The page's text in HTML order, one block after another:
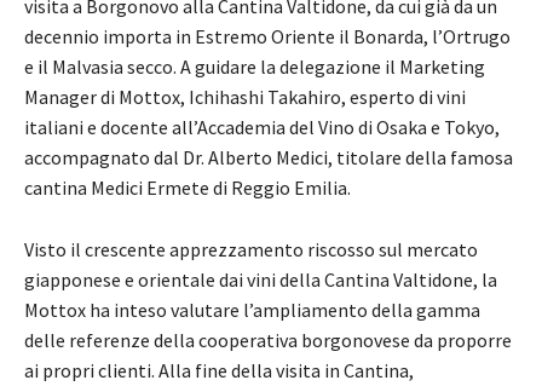
visita a Borgonovo alla Cantina Valtidone, da cui già da un
decennio importa in Estremo Oriente il Bonarda, l’Ortrugo
e il Malvasia secco. A guidare la delegazione il Marketing
Manager di Mottox, Ichihashi Takahiro, esperto di vini
italiani e docente all’Accademia del Vino di Osaka e Tokyo,
accompagnato dal Dr. Alberto Medici, titolare della famosa
cantina Medici Ermete di Reggio Emilia.
Visto il crescente apprezzamento riscosso sul mercato
giapponese e orientale dai vini della Cantina Valtidone, la
Mottox ha inteso valutare l’ampliamento della gamma
delle referenze della cooperativa borgonovese da proporre
ai propri clienti. Alla fine della visita in Cantina,